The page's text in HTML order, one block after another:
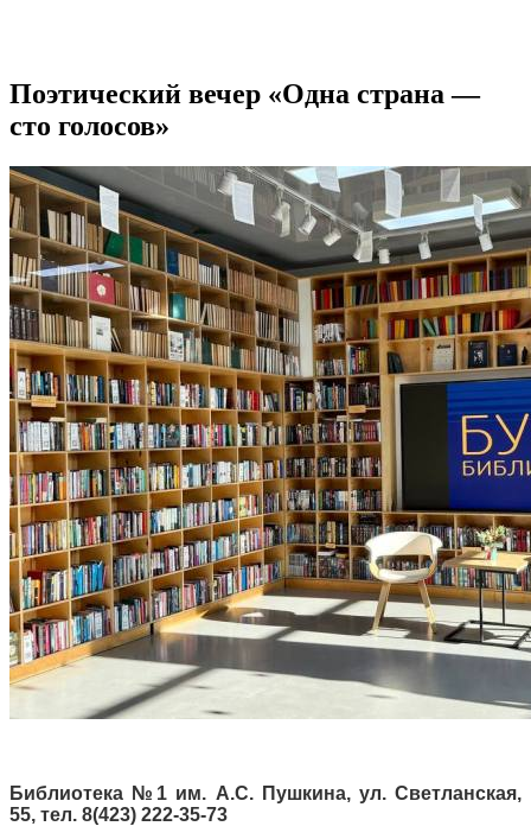
Поэтический вечер «Одна страна —
сто голосов»
Библиотека №1 им. А.С. Пушкина, ул. Светланская,
55, тел. 8(423) 222-35-73